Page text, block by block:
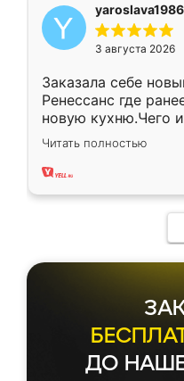
yaroslava1986
3 августа 2026
Заказала себе
Ренессанс где
новую кухню.Чего
вполне довольна.
два года, нареканий
Читать полностью
ДО